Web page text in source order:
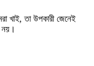
খাই, তা উপকারী জেনেই
নয়।